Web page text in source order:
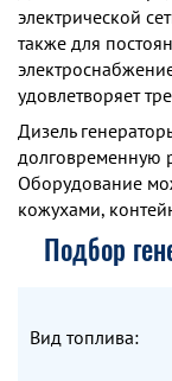
электрической
также для
удовлетворяет
Дизель
долговременную
Оборудование
кожухами,
Подбор
Вид топлива: